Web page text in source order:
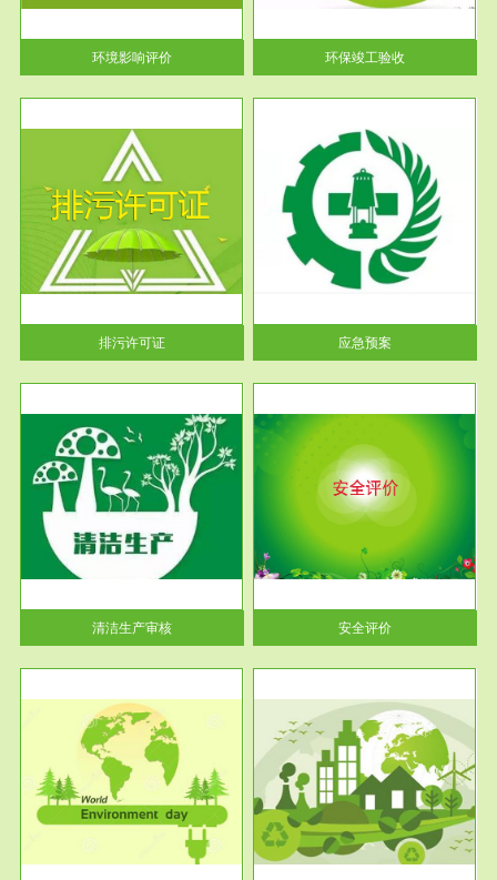
环境影响评价
例》第十七条 编制环境影响报
告书、...
环保竣工验收
排污许可证
服务范围
应急预案
根据《中华人民共和国环境保护
法》第十九条 企业事业单位应
当按照...
应急预案
清洁生产审核
服务范围
安全评价
安全评价安全评价目的是查找、
分析和预测工程、系统、生产经
营活...
安全评价
服务范围
VOCs在线监测
根据《重点区域大气污染防
治“十二五”规划》有机废气净化